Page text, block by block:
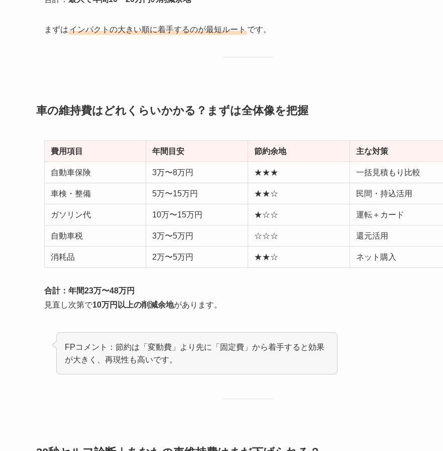
まずはインパクトの大きい順に着手するのが最短ルートです。
車の維持費はどれくらいかかる？まずは全体像を把握
費用項目 年間目安 節約余地 主な対策
自動車保険 3万〜8万円 ★★★ 一括見積もり比較
車検・整備 5万〜15万円 ★★☆ 民間・持込活用
ガソリン代 10万〜15万円 ★☆☆ 運転＋カード
自動車税 3万〜5万円 ☆☆☆ 還元活用
消耗品 2万〜5万円 ★★☆ ネット購入
合計：年間23万〜48万円
見直し次第で10万円以上の削減余地があります。
FPコメント：節約は「変動費」より先に「固定費」から着手すると効果
が大きく、再現性も高いです。